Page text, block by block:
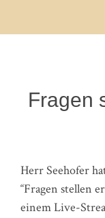
Fragen
Herr Seehofer
“Fragen stellen
einem Live-